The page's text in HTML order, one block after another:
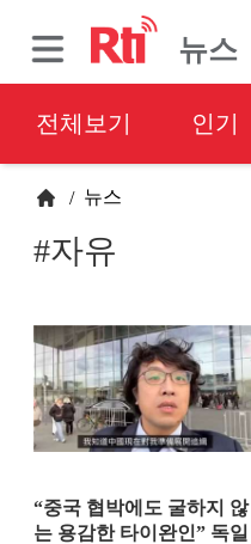
뉴스
전체보기 인기
/ 뉴스
#자유
“중국 협박에도 굴하지 않
는 용감한 타이완인” 독일